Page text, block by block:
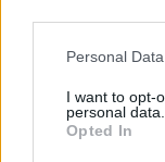
Personal
I want to opt-
personal data.
Opted In
emergere
euro
contribuenti
prodotto
fiscale.